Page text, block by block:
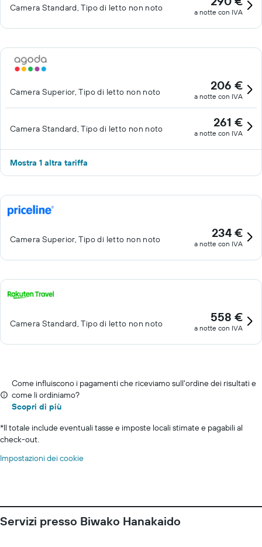
Camera Standard, Tipo di letto non noto a notte con IVA
Camera Superior, Tipo di letto non noto 206 €
a notte con IVA
Camera Standard, Tipo di letto non noto 261 €
a notte con IVA
Mostra 1 altra tariffa
Camera Superior, Tipo di letto non noto 234 €
a notte con IVA
Camera Standard, Tipo di letto non noto 558 €
a notte con IVA
Come influiscono i pagamenti che riceviamo sull'ordine dei risultati e
come li ordiniamo?
Scopri di più
*Il totale include eventuali tasse e imposte locali stimate e pagabili al
check-out.
Impostazioni dei cookie
Servizi presso Biwako Hanakaido